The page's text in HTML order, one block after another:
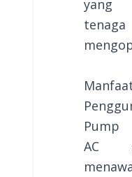
yang
Pump
AC